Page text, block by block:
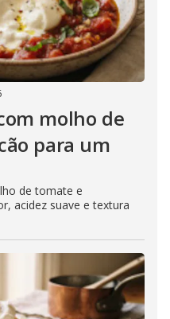
molho de
para um
de tomate e
acidez suave e textura